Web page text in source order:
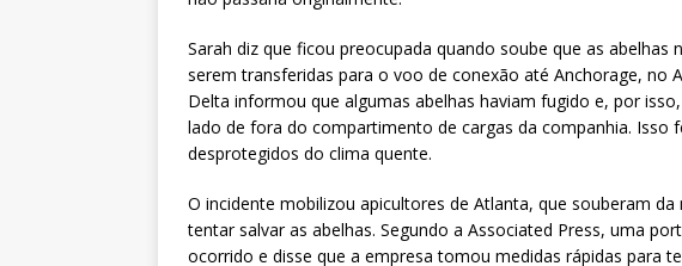
Sarah diz que ficou preocupada quando soube que as
serem transferidas para o voo de conexão até Anchorage, no
Delta informou que algumas abelhas haviam fugido e, por
lado de fora do compartimento de cargas da companhia. Isso
desprotegidos do clima quente.
O incidente mobilizou apicultores de Atlanta, que souberam
tentar salvar as abelhas. Segundo a Associated Press, uma
ocorrido e disse que a empresa tomou medidas rápidas para